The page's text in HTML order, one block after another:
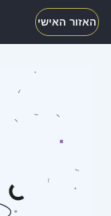
האזור האישי